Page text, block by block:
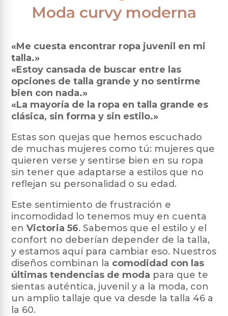
de
Moda curvy moderna
«Me cuesta encontrar ropa juvenil en mi
talla.»
«Estoy cansada de buscar entre las
opciones de talla grande y no sentirme
bien con nada.»
«La mayoría de la ropa en talla grande es
clásica, sin forma y sin estilo.»
Estas son quejas que hemos escuchado
de muchas mujeres como tú: mujeres que
quieren verse y sentirse bien en su ropa
sin tener que adaptarse a estilos que no
reflejan su personalidad o su edad.
Este sentimiento de frustración e
incomodidad lo tenemos muy en cuenta
enVictoria 56. Sabemos que el estilo y el
confort no deberían depender de la talla,
y estamos aquí para cambiar eso. Nuestros
diseños combinan la comodidad con las
últimas tendencias de moda para que te
sientas auténtica, juvenil y a la moda, con
un amplio tallaje que va desde la talla 46 a
la 60.